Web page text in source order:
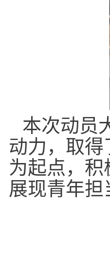
本次动员
动力，取
为起点，
展现青年担